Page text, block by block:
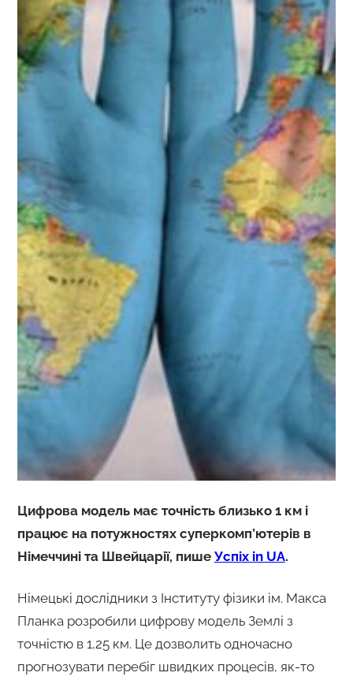
Цифрова модель має точність близько 1 км і
працює на потужностях суперкомп’ютерів в
Німеччині та Швейцарії, пише Успіх in UA.
Німецькі дослідники з Інституту фізики ім. Макса
Планка розробили цифрову модель Землі з
точністю в 1,25 км. Це дозволить одночасно
прогнозувати перебіг швидких процесів, як-то